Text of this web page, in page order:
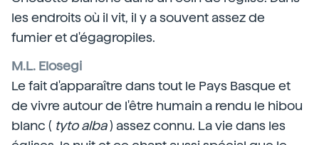
les endroits où il vit, il y a souvent assez de
fumier et d'égagropiles.
M.L. Elosegi
Le fait d'apparaître dans tout le Pays Basque et
de vivre autour de l'être humain a rendu le hibou
blanc ( tyto alba) assez connu. La vie dans les